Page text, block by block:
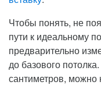
Чтобы понять, не
пути к идеальному
предварительно
до базового
сантиметров, можно